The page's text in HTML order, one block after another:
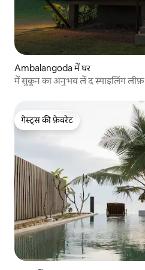
Ambalangoda में घर
में सुकून का अनुभव लें द स्माइलिंग लीफ़
गेस्ट्स की फ़ेवरेट
गेस्ट्स की फ़ेवरेट